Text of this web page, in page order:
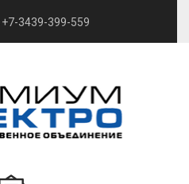
+7-3439-399-559